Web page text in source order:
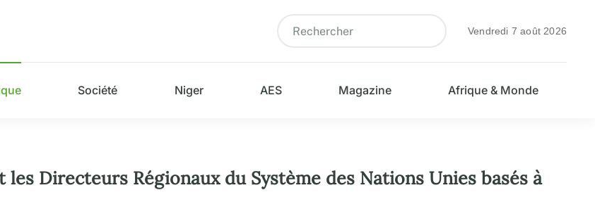
Vendredi 7 août 2026
Société Niger AES Magazine Afrique & Monde
Directeurs Régionaux du Système des Nations Unies basés à